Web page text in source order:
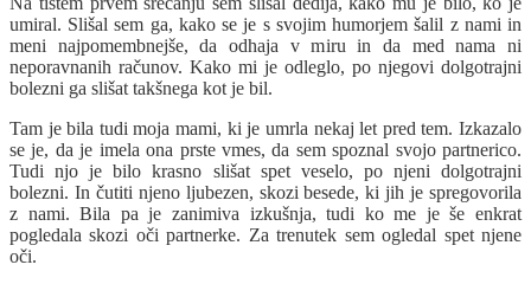
umiral. Slišal sem ga, kako se je s svojim humorjem šalil z nami in
meni najpomembnejše, da odhaja v miru in da med nama ni
neporavnanih računov. Kako mi je odleglo, po njegovi dolgotrajni
bolezni ga slišat takšnega kot je bil.
Tam je bila tudi moja mami, ki je umrla nekaj let pred tem. Izkazalo
se je, da je imela ona prste vmes, da sem spoznal svojo partnerico.
Tudi njo je bilo krasno slišat spet veselo, po njeni dolgotrajni
bolezni. In čutiti njeno ljubezen, skozi besede, ki jih je spregovorila
z nami. Bila pa je zanimiva izkušnja, tudi ko me je še enkrat
pogledala skozi oči partnerke. Za trenutek sem ogledal spet njene
oči.